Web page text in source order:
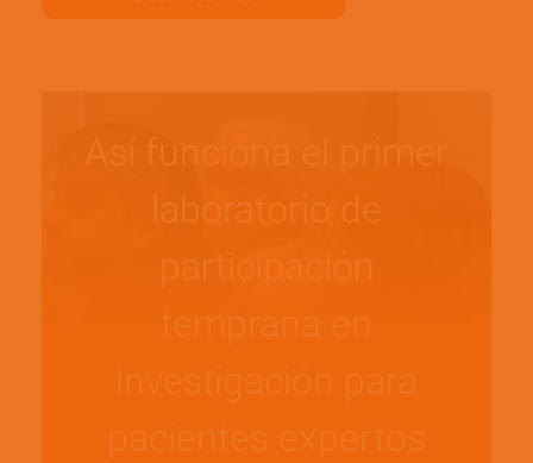
Así funciona el primer
laboratorio de
participación
temprana en
investigación para
pacientes expertos